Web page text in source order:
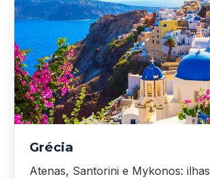
Grécia
Atenas, Santorini e Mykonos: ilhas